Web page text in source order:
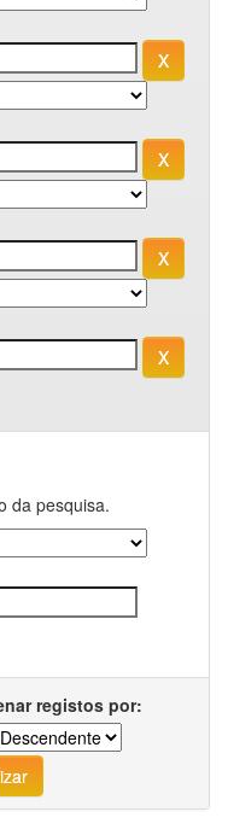
da pesquisa.
registos por: